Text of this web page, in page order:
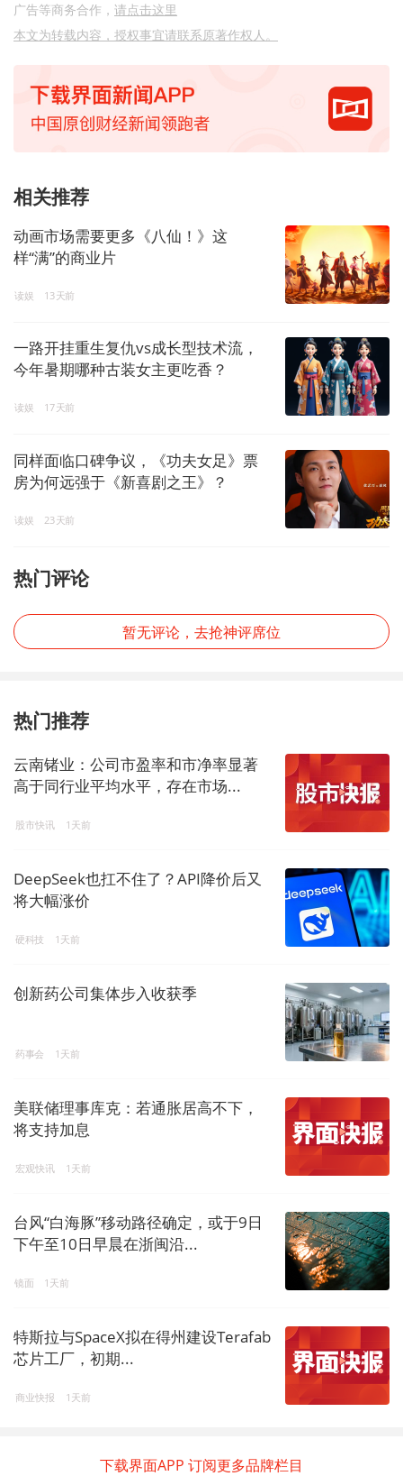
广告等商务合作， 请点击这里
本文为转载内容，授权事宜请联系原著作权人。
相关推荐
动画市场需要更多《八仙！》这
样“满”的商业片
读娱 13天前
一路开挂重生复仇vs成长型技术流，
今年暑期哪种古装女主更吃香？
读娱 17天前
同样面临口碑争议，《功夫女足》票
房为何远强于《新喜剧之王》？
读娱 23天前
热门评论
暂无评论，去抢神评席位
热门推荐
云南锗业：公司市盈率和市净率显著
高于同行业平均水平，存在市场...
股市快讯 1天前
DeepSeek也扛不住了？API降价后又
将大幅涨价
硬科技 1天前
创新药公司集体步入收获季
药事会 1天前
美联储理事库克：若通胀居高不下，
将支持加息
宏观快讯 1天前
台风“白海豚”移动路径确定，或于9日
下午至10日早晨在浙闽沿...
镜面 1天前
特斯拉与SpaceX拟在得州建设Terafab
芯片工厂，初期...
商业快报 1天前
下载界面APP 订阅更多品牌栏目